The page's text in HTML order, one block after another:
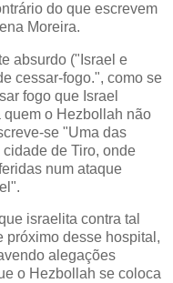
do que escrevem
Moreira.
absurdo ("Israel e
cessar-fogo.", como se
fogo que Israel
o Hezbollah não
se "Uma das
de Tiro, onde
num ataque
israelita contra tal
próximo desse hospital,
alegações
o Hezbollah se coloca